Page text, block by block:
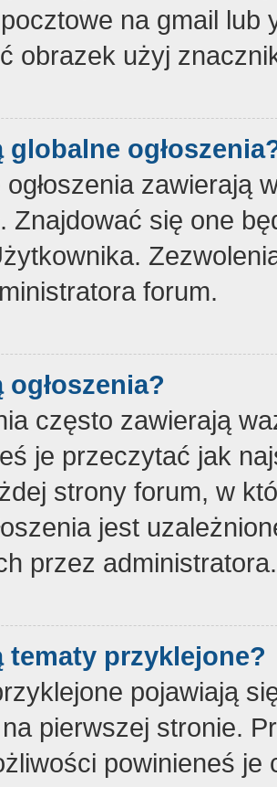
na gmail lub
obrazek użyj
globalne
ogłoszenia zawierają
Znajdować się one
forum.
ogłoszenia?
często zawierają
je przeczytać jak
strony forum, w
jest
przez administratora.
tematy przyklejone?
pojawiają
pierwszej stronie.
powinieneś je